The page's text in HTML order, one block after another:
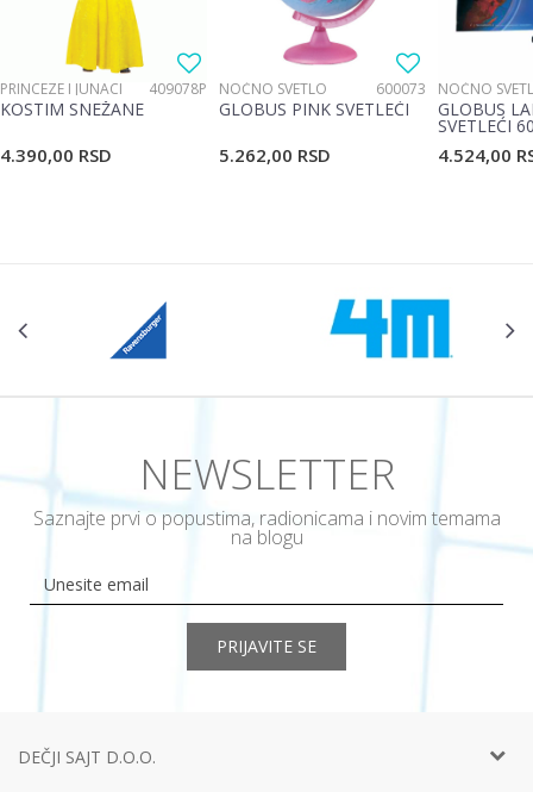
PRINCEZE I JUNACI 409078P
KOSTIM SNEŽANE
4.390,00 RSD
NOĆNO SVETLO 600073
GLOBUS PINK SVETLEĆI
5.262,00 RSD
NOĆNO
GLOBUS
SVETLEĆI
4.524,00
NEWSLETTER
Saznajte prvi o popustima, radionicama i novim temama
na blogu
PRIJAVITE SE
DEČJI SAJT D.O.O.